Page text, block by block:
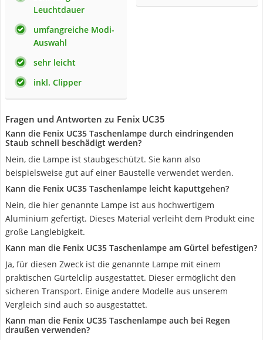
Leuchtdauer
umfangreiche Modi-
Auswahl
sehr leicht
inkl. Clipper
Fragen und Antworten zu Fenix UC35
Kann die Fenix UC35 Taschenlampe durch eindringenden
Staub schnell beschädigt werden?
Nein, die Lampe ist staubgeschützt. Sie kann also
beispielsweise gut auf einer Baustelle verwendet werden.
Kann die Fenix UC35 Taschenlampe leicht kaputtgehen?
Nein, die hier genannte Lampe ist aus hochwertigem
Aluminium gefertigt. Dieses Material verleiht dem Produkt eine
große Langlebigkeit.
Kann man die Fenix UC35 Taschenlampe am Gürtel befestigen?
Ja, für diesen Zweck ist die genannte Lampe mit einem
praktischen Gürtelclip ausgestattet. Dieser ermöglicht den
sicheren Transport. Einige andere Modelle aus unserem
Vergleich sind auch so ausgestattet.
Kann man die Fenix UC35 Taschenlampe auch bei Regen
draußen verwenden?